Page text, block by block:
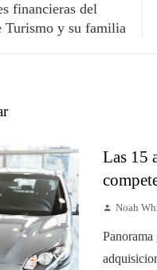
financieras del
Turismo y su familia
Las 15
Noah